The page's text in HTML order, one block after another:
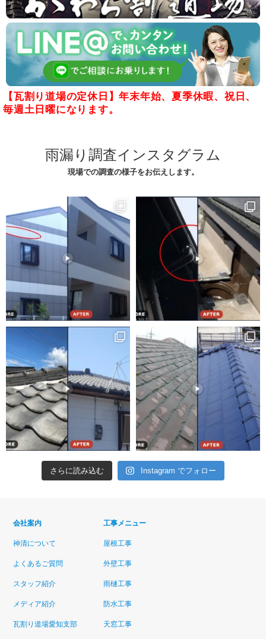
【瓦割り道場の定休日】年末年始、夏季休暇、祝日、
毎週土日曜になります。
雨漏り調査インスタグラム
現場での調査の様子をお伝えします。
さらに読み込む Instagram でフォロー
会社案内
神清について
よくあるご質問
スタッフ紹介
メディア紹介
瓦割り道場愛知支部
工事メニュー
屋根工事
外壁工事
雨樋工事
防水工事
天窓工事